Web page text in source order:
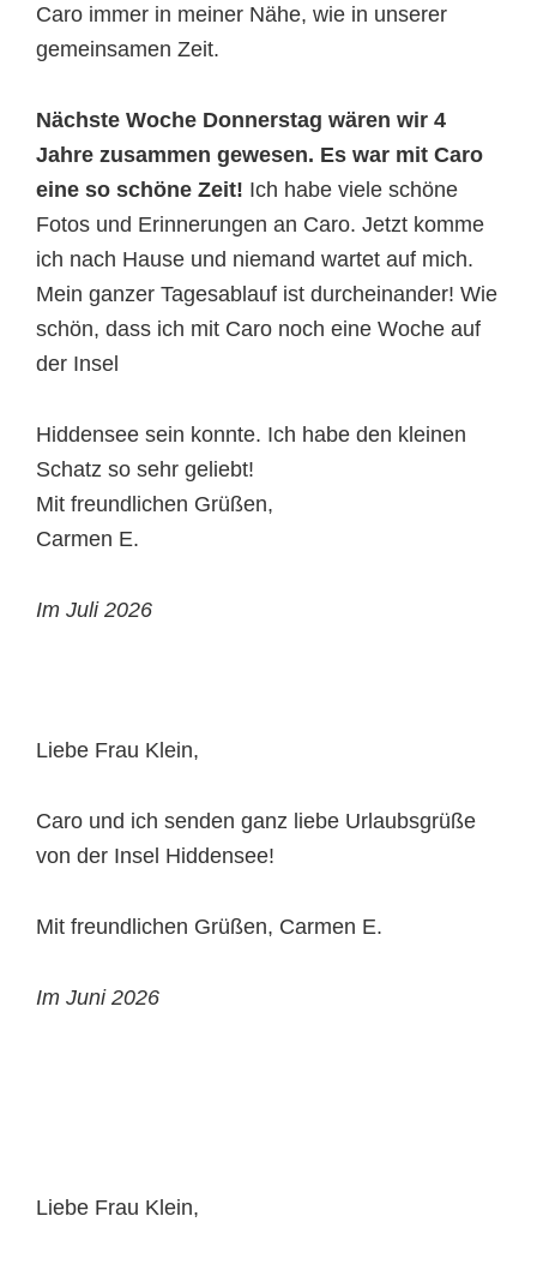
Caro immer in meiner Nähe, wie in unserer
gemeinsamen Zeit.
Nächste Woche Donnerstag wären wir 4
Jahre zusammen gewesen. Es war mit Caro
eine so schöne Zeit! Ich habe viele schöne
Fotos und Erinnerungen an Caro. Jetzt komme
ich nach Hause und niemand wartet auf mich.
Mein ganzer Tagesablauf ist durcheinander! Wie
schön, dass ich mit Caro noch eine Woche auf
der Insel
Hiddensee sein konnte. Ich habe den kleinen
Schatz so sehr geliebt!
Mit freundlichen Grüßen,
Carmen E.
Im Juli 2026
Liebe Frau Klein,
Caro und ich senden ganz liebe Urlaubsgrüße
von der Insel Hiddensee!
Mit freundlichen Grüßen, Carmen E.
Im Juni 2026
Liebe Frau Klein,